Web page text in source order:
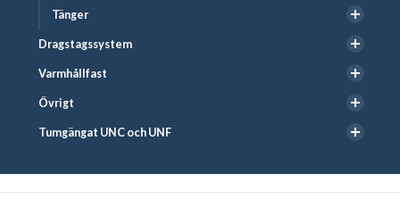
Tänger
Dragstagssystem
Varmhållfast
Övrigt
Tumgängat UNC och UNF